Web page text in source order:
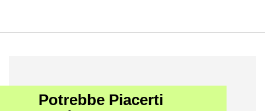
Potrebbe Piacerti